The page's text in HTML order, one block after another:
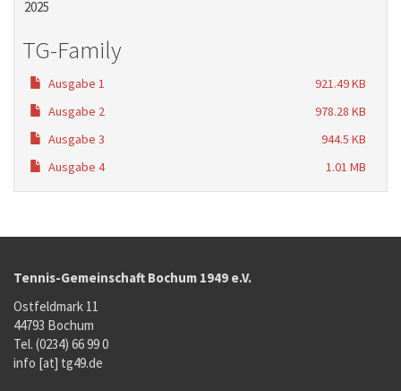
2025
TG-Family
Ausgabe 1
921.49 KB
Ausgabe 2
978.28 KB
Ausgabe 3
944.5 KB
Ausgabe 4
1.01 MB
Tennis-Gemeinschaft Bochum 1949 e.V.
Ostfeldmark 11
44793 Bochum
Tel. (0234) 66 99 0
info [at] tg49.de